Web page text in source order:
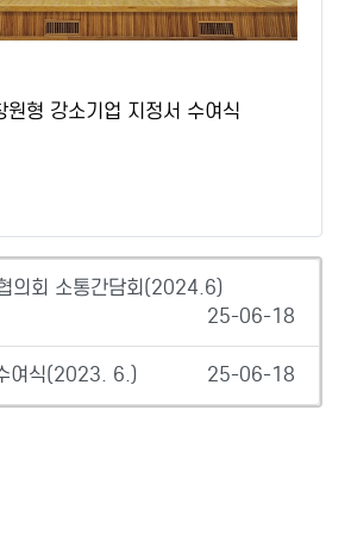
형 강소기업 지정서 수여식
의회 소통간담회(2024.6)
25-06-18
여식(2023. 6.) 25-06-18